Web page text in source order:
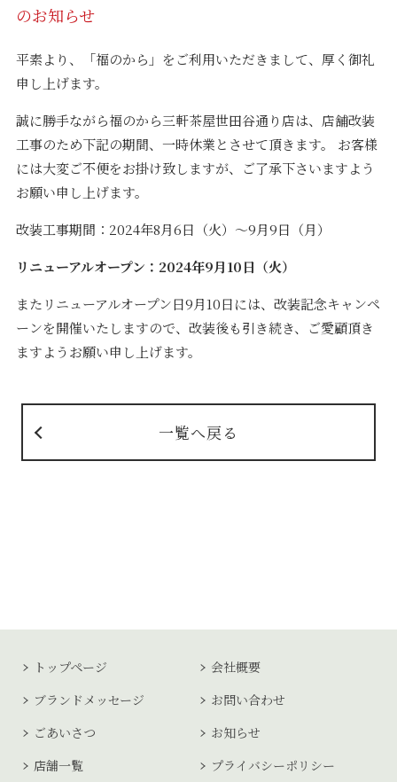
のお知らせ
平素より、「福のから」をご利用いただきまして、厚く御礼
申し上げます。
誠に勝手ながら福のから三軒茶屋世田谷通り店は、店舗改装
工事のため下記の期間、一時休業とさせて頂きます。 お客様
には大変ご不便をお掛け致しますが、ご了承下さいますよう
お願い申し上げます。
改装工事期間：2024年8月6日（火）～9月9日（月）
リニューアルオープン：2024年9月10日（火）
またリニューアルオープン日9月10日には、改装記念キャンペ
ーンを開催いたしますので、改装後も引き続き、ご愛顧頂き
ますようお願い申し上げます。
一覧へ戻る
トップページ
会社概要
ブランドメッセージ
お問い合わせ
ごあいさつ
お知らせ
店舗一覧
プライバシーポリシー